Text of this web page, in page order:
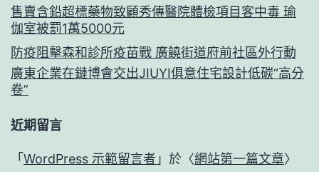
售賣含鉛超標藥物致顧秀傳醫院體檢項目客中毒 瑜
伽室被罰1萬5000元
防疫阻擊森和診所疫苗戰 廣饒街道府前社區外行動
廣東企業在鏈博會交出JIUYI俱意住宅設計低碳“高分
卷”
近期留言
「 WordPress 示範留言者 」於〈網站第一篇文章〉